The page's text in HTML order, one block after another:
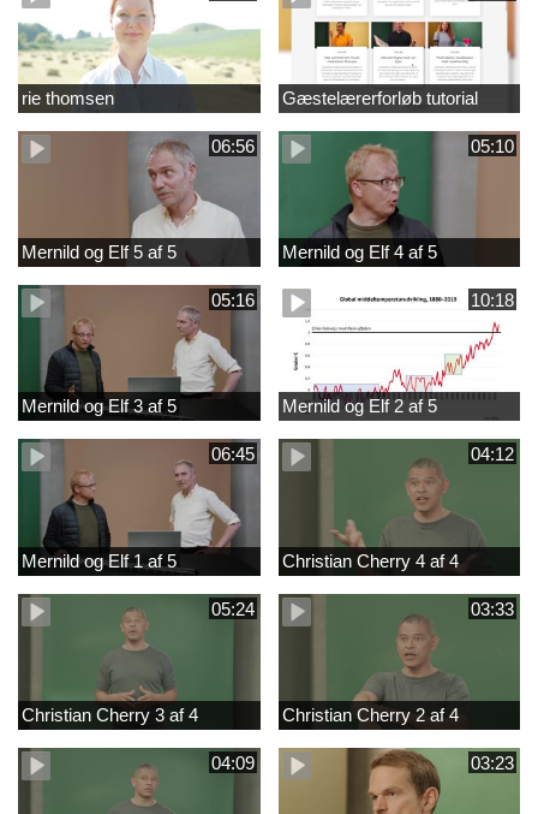
rie thomsen Gæstelærerforløb tutorial
06:56
Mernild og Elf 5 af 5
05:10
Mernild og Elf 4 af 5
05:16
Mernild og Elf 3 af 5
10:18
Mernild og Elf 2 af 5
06:45
Mernild og Elf 1 af 5
04:12
Christian Cherry 4 af 4
05:24
Christian Cherry 3 af 4
03:33
Christian Cherry 2 af 4
04:09 03:23